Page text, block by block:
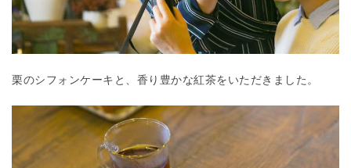
栗のシフォンケーキと、香り豊かな紅茶をいただきました。